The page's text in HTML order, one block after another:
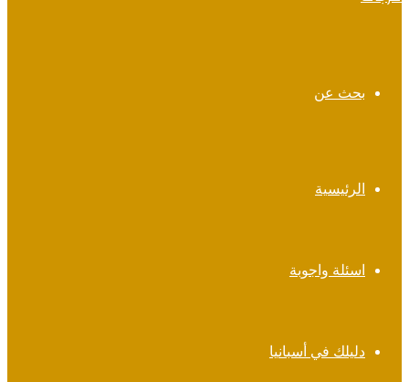
بحث عن
الرئيسية
اسئلة واجوبة
دليلك في أسبانيا